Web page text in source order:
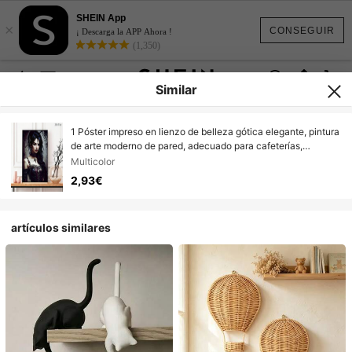
CONSEGUIR
×
SHEIN App
¡ Descarga la APP Ahora !
(1,350)
Similar
1 Póster impreso en lienzo de belleza gótica elegante, pintura
de arte moderno de pared, adecuado para cafeterías,
hogares, dormitorios, salas de estar, cocinas, baños, oficinas,
decoración del hogar, decoración de casas, decoración de
dormitorios, decoración de paredes para regalar a amigos.
Multicolor
2,93€
artículos similares